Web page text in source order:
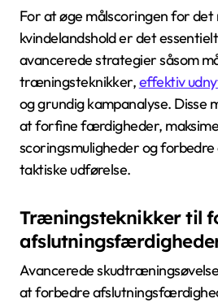
For at øge målscoringen for det
kvindelandshold er det
avancerede strategier såsom
træningsteknikker,effektiv
og grundig kampanalyse. Disse
at forfine færdigheder,
scoringsmuligheder og forbedre
taktiske udførelse.
Træningsteknikker til
Avancerede
at forbedre